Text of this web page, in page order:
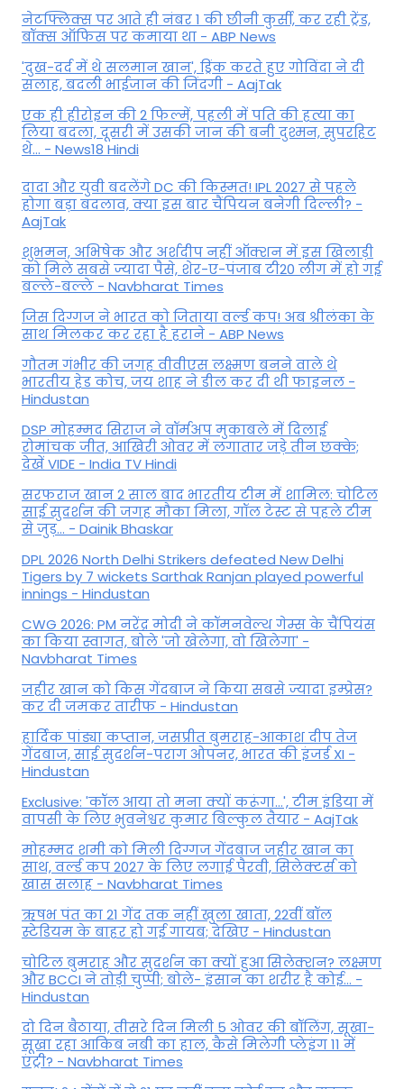
नेटफ्लिक्स पर आते ही नंबर 1 की छीनी कुर्सी, कर रही ट्रेंड,
बॉक्स ऑफिस पर कमाया था - ABP News
'दुख-दर्द में थे सलमान खान', ड्रिंक करते हुए गोविंदा ने दी
सलाह, बदली भाईजान की जिंदगी - AajTak
एक ही हीरोइन की 2 फिल्में, पहली में पति की हत्या का
लिया बदला, दूसरी में उसकी जान की बनी दुश्मन, सुपरहिट
थे... - News18 Hindi
दादा और युवी बदलेंगे DC की किस्मत! IPL 2027 से पहले
होगा बड़ा बदलाव, क्या इस बार चैंपियन बनेगी दिल्ली? -
AajTak
शुभमन, अभिषेक और अर्शदीप नहीं ऑक्शन में इस खिलाड़ी
को मिले सबसे ज्यादा पैसे, शेर-ए-पंजाब टी20 लीग में हो गई
बल्ले-बल्ले - Navbharat Times
जिस दिग्गज ने भारत को जिताया वर्ल्ड कप! अब श्रीलंका के
साथ मिलकर कर रहा है हराने - ABP News
गौतम गंभीर की जगह वीवीएस लक्ष्मण बनने वाले थे
भारतीय हेड कोच, जय शाह ने डील कर दी थी फाइनल -
Hindustan
DSP मोहम्मद सिराज ने वॉर्मअप मुकाबले में दिलाई
रोमांचक जीत, आखिरी ओवर में लगातार जड़े तीन छक्के;
देखें VIDE - India TV Hindi
सरफराज खान 2 साल बाद भारतीय टीम में शामिल: चोटिल
साई सुदर्शन की जगह मौका मिला, गॉल टेस्ट से पहले टीम
से जुड़... - Dainik Bhaskar
DPL 2026 North Delhi Strikers defeated New Delhi
Tigers by 7 wickets Sarthak Ranjan played powerful
innings - Hindustan
CWG 2026: PM नरेंद्र मोदी ने कॉमनवेल्थ गेम्स के चैंपियंस
का किया स्वागत, बोले 'जो खेलेगा, वो खिलेगा' -
Navbharat Times
जहीर खान को किस गेंदबाज ने किया सबसे ज्यादा इम्प्रेस?
कर दी जमकर तारीफ - Hindustan
हार्दिक पांड्या कप्तान, जसप्रीत बुमराह-आकाश दीप तेज
गेंदबाज, साई सुदर्शन-पराग ओपनर, भारत की इंजर्ड XI -
Hindustan
Exclusive: 'कॉल आया तो मना क्यों करूंगा...', टीम इंडिया में
वापसी के लिए भुवनेश्वर कुमार बिल्कुल तैयार - AajTak
मोहम्मद शमी को मिली दिग्गज गेंदबाज जहीर खान का
साथ, वर्ल्ड कप 2027 के लिए लगाई पैरवी, सिलेक्टर्स को
खास सलाह - Navbharat Times
ऋषभ पंत का 21 गेंद तक नहीं खुला खाता, 22वीं बॉल
स्टेडियम के बाहर हो गई गायब; देखिए - Hindustan
चोटिल बुमराह और सुदर्शन का क्यों हुआ सिलेक्शन? लक्ष्मण
और BCCI ने तोड़ी चुप्पी; बोले- इंसान का शरीर है कोई… -
Hindustan
दो दिन बैठाया, तीसरे दिन मिली 5 ओवर की बॉलिंग, सूखा-
सूखा रहा आकिब नबी का हाल, कैसे मिलेगी प्लेइंग 11 में
एंट्री? - Navbharat Times